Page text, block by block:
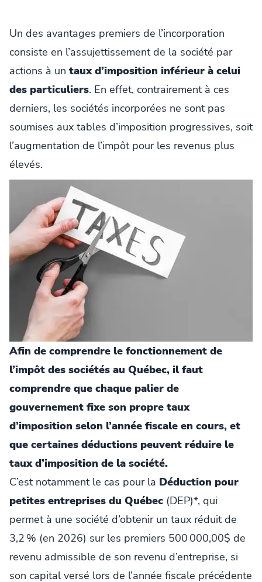
Un des avantages premiers de l’incorporation
consiste en l’assujettissement de la société par
actions à un taux d’imposition inférieur à celui
des particuliers. En effet, contrairement à ces
derniers, les sociétés incorporées ne sont pas
soumises aux tables d’imposition progressives, soit
l’augmentation de l’impôt pour les revenus plus
élevés.
Afin de comprendre le fonctionnement de
l’impôt des sociétés au Québec, il faut
comprendre que chaque palier de
gouvernement fixe son propre taux
d’imposition selon l’année fiscale en cours, et
que certaines déductions peuvent réduire le
taux d’imposition de la société.
C’est notamment le cas pour la Déduction pour
petites entreprises du Québec (DEP)*, qui
permet à une société d’obtenir un taux réduit de
3,2 % (en 2026) sur les premiers 500 000,00$ de
revenu admissible de son revenu d’entreprise, si
son capital versé lors de l’année fiscale précédente